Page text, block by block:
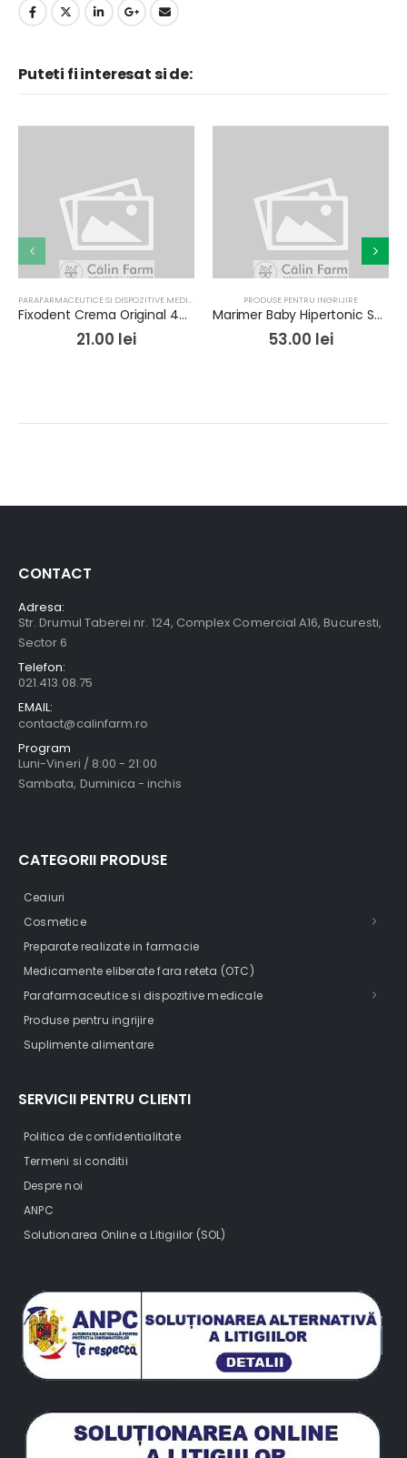
Puteti fi interesat si de:
PARAFARMACEUTICE SI DISPOZITIVE MEDICALE PRODUSE PENTRU INGRIJIRE
Fixodent Crema Original 47g
21.00 lei
PRODUSE PENTRU INGRIJIRE
Marimer Baby Hipertonic Spray Nazal 100ml
53.00 lei
CONTACT
Adresa:
Str. Drumul Taberei nr. 124, Complex Comercial A16, Bucuresti,
Sector 6
Telefon:
021.413.08.75
EMAIL:
contact@calinfarm.ro
Program
Luni-Vineri / 8:00 - 21:00
Sambata, Duminica - inchis
CATEGORII PRODUSE
Ceaiuri
Cosmetice
Preparate realizate in farmacie
Medicamente eliberate fara reteta (OTC)
Parafarmaceutice si dispozitive medicale
Produse pentru ingrijire
Suplimente alimentare
SERVICII PENTRU CLIENTI
Politica de confidentialitate
Termeni si conditii
Despre noi
ANPC
Solutionarea Online a Litigiilor (SOL)